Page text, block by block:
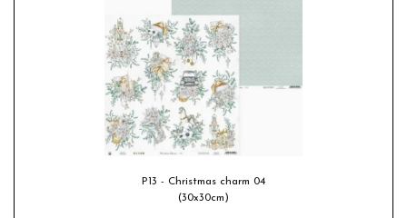
P13 - Christmas charm 04
(30x30cm)